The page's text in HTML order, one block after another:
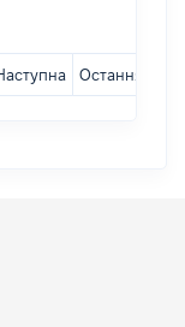
Остання